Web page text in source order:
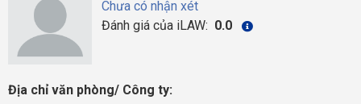
Chưa có nhận xét
Đánh giá của iLAW: 0.0
Địa chỉ văn phòng/ Công ty: